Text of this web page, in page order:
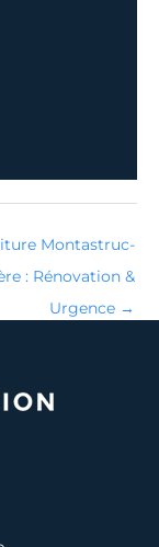
Montastruc-
: Rénovation &
Urgence →